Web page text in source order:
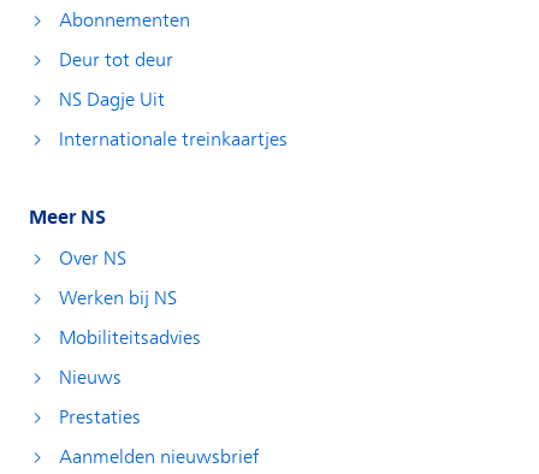
Abonnementen
Deur tot deur
NS Dagje Uit
Internationale treinkaartjes
Meer NS
Over NS
Werken bij NS
Mobiliteitsadvies
Nieuws
Prestaties
Aanmelden nieuwsbrief